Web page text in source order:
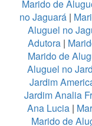
Marido de
no Jaguará|
Aluguel no
Adutora |
Marido de
Aluguel no
Jardim
Jardim Analia
Ana Lucia |
Marido de